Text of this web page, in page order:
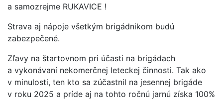
a samozrejme RUKAVICE !
Strava aj nápoje všetkým brigádnikom budú
zabezpečené.
Zľavy na štartovnom pri účasti na brigádach
a vykonávaní nekomerčnej leteckej činnosti. Tak ako
v minulosti, ten kto sa zúčastnil na jesennej brigáde
v roku 2025 a príde aj na tohto ročnú jarnú získa 100%